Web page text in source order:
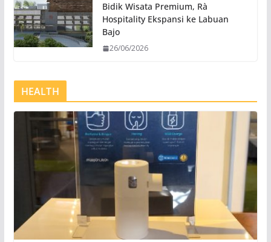
Bidik Wisata Premium, Rà
Hospitality Ekspansi ke Labuan
Bajo
26/06/2026
HEALTH